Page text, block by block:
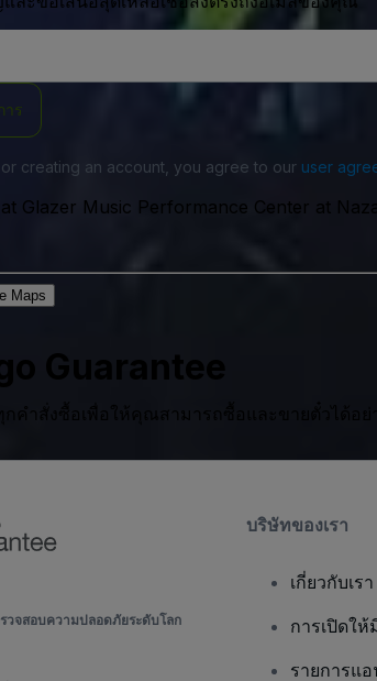
าร
creating an account, you agree to our user
Glazer Music Performance Center at
Maps
Guarantee
คําสั่งซื้อเพื่อให้คุณสามารถซื้อและขายตั๋วได้อย่า
วจสอบความปลอดภัยระดับโลก
บริษัทของเรา
เกี่ยวกับเรา
การเปิดใ
รายการแ